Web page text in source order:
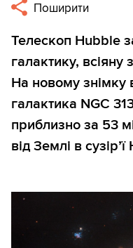
Поширити
Телескоп Hubble
галактику,
На новому знімку
галактика NGC
приблизно за 53
від Землі в